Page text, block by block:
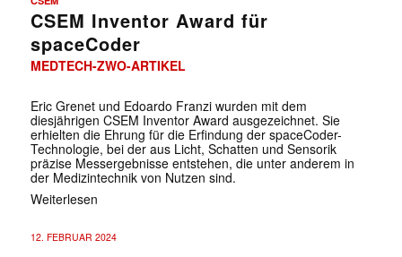
CSEM Inventor Award für
spaceCoder
MEDTECH-ZWO-ARTIKEL
Eric Grenet und Edoardo Franzi wurden mit dem
diesjährigen CSEM Inventor Award ausgezeichnet. Sie
erhielten die Ehrung für die Erfindung der spaceCoder-
Technologie, bei der aus Licht, Schatten und Sensorik
präzise Messergebnisse entstehen, die unter anderem in
der Medizintechnik von Nutzen sind.
Weiterlesen
12. FEBRUAR 2024